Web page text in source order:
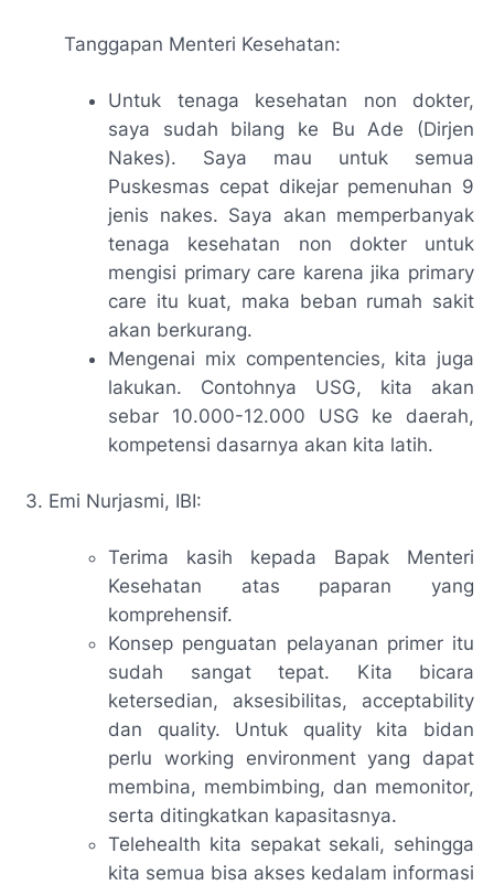
Tanggapan Menteri Kesehatan:
Untuk tenaga kesehatan non dokter,
saya sudah bilang ke Bu Ade (Dirjen
Nakes). Saya mau untuk semua
Puskesmas cepat dikejar pemenuhan 9
jenis nakes. Saya akan memperbanyak
tenaga kesehatan non dokter untuk
mengisi primary care karena jika primary
care itu kuat, maka beban rumah sakit
akan berkurang.
Mengenai mix compentencies, kita juga
lakukan. Contohnya USG, kita akan
sebar 10.000-12.000 USG ke daerah,
kompetensi dasarnya akan kita latih.
3. Emi Nurjasmi, IBI:
Terima kasih kepada Bapak Menteri
Kesehatan atas paparan yang
komprehensif.
Konsep penguatan pelayanan primer itu
sudah sangat tepat. Kita bicara
ketersedian, aksesibilitas, acceptability
dan quality. Untuk quality kita bidan
perlu working environmentyang dapat
membina, membimbing, dan memonitor,
serta ditingkatkan kapasitasnya.
Telehealth kita sepakat sekali, sehingga
kita semua bisa akses kedalam informasi